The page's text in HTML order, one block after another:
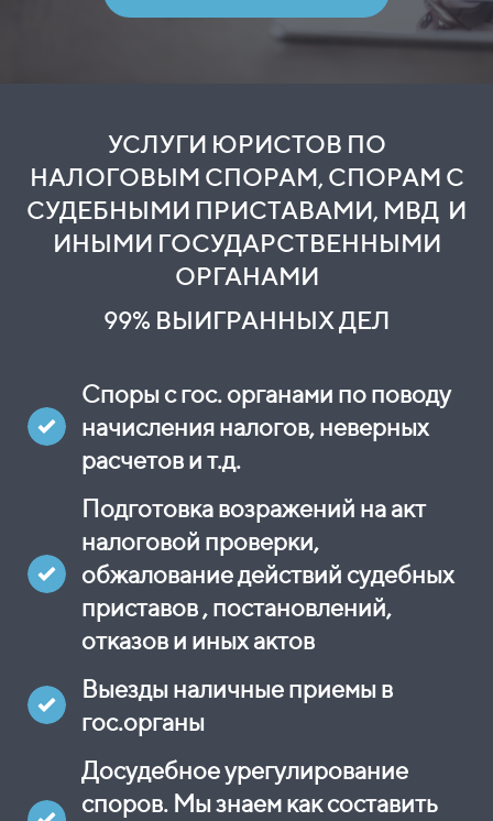
УСЛУГИ ЮРИСТОВ ПО
НАЛОГОВЫМ СПОРАМ, СПОРАМ С
СУДЕБНЫМИ ПРИСТАВАМИ, МВД И
ИНЫМИ ГОСУДАРСТВЕННЫМИ
ОРГАНАМИ
99% ВЫИГРАННЫХ ДЕЛ
Споры с гос. органами по поводу
начисления налогов, неверных
расчетов и т.д.
Подготовка возражений на акт
налоговой проверки,
обжалование действий судебных
приставов , постановлений,
отказов и иных актов
Выезды наличные приемы в
гос.органы
Досудебное урегулирование
споров. Мы знаем как составить